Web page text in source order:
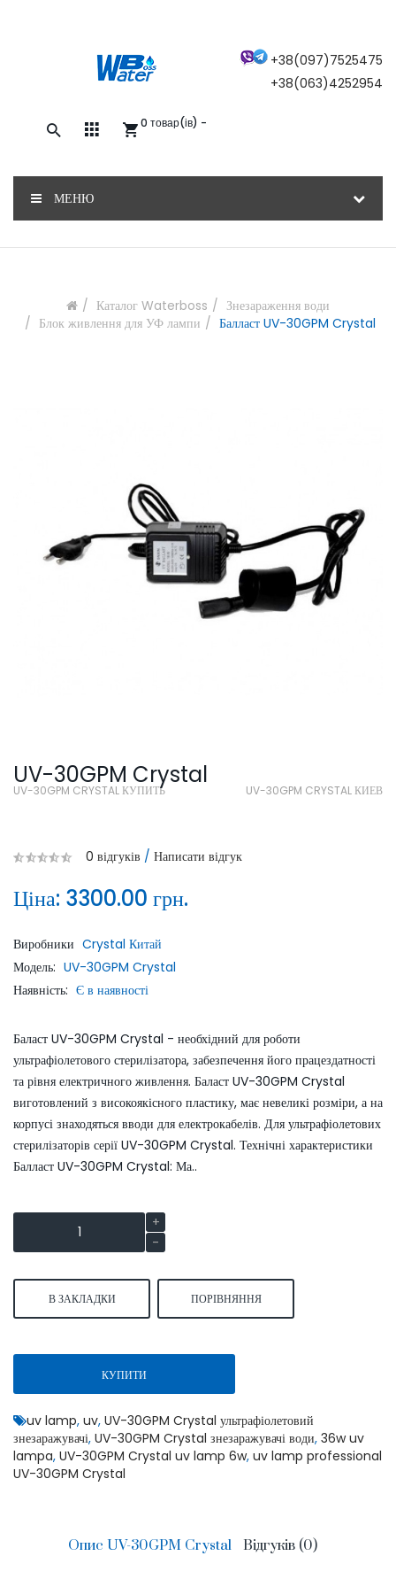
+38(097)7525475
+38(063)4252954
0 товар(ів) -
МЕНЮ
Каталог Waterboss
Знезараження води
Блок живлення для УФ лампи
Балласт UV-30GPM Crystal
UV-30GPM Crystal
UV-30GPM CRYSTAL КУПИТЬ UV-30GPM CRYSTAL КИЕВ
0 відгуків / Написати відгук
Ціна: 3300.00 грн.
Виробники Crystal Китай
Модель: UV-30GPM Crystal
Наявність: Є в наявності
Баласт UV-30GPM Crystal - необхідний для роботи
ультрафіолетового стерилізатора, забезпечення його працездатності
та рівня електричного живлення. Баласт UV-30GPM Crystal
виготовлений з високоякісного пластику, має невеликі розміри, а на
корпусі знаходяться вводи для електрокабелів. Для ультрафіолетових
стерилізаторів серії UV-30GPM Crystal. Технічні характеристики
Балласт UV-30GPM Crystal: Ма..
В ЗАКЛАДКИ ПОРІВНЯННЯ
КУПИТИ
uv lamp, uv, UV-30GPM Crystal ультрафіолетовий
знезаражувачі, UV-30GPM Crystal знезаражувачі води, 36w uv
lampa, UV-30GPM Crystal uv lamp 6w, uv lamp professional
UV-30GPM Crystal
Опис UV-30GPM Crystal Відгуків (0)
Закажите обратный звонок, и наш
ОТПРАВИТЬ